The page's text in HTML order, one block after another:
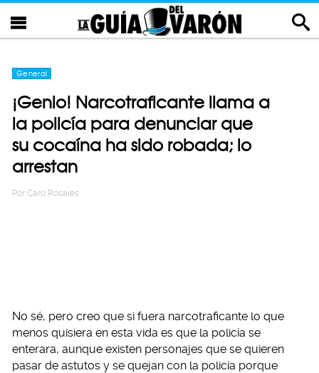
General
¡Genio! Narcotraficante llama a
la policía para denunciar que
su cocaína ha sido robada; lo
arrestan
Por Caro Rosales
No sé, pero creo que si fuera narcotraficante lo que
menos quisiera en esta vida es que la policía se
enterara, aunque existen personajes que se quieren
pasar de astutos y se quejan con la policía porque